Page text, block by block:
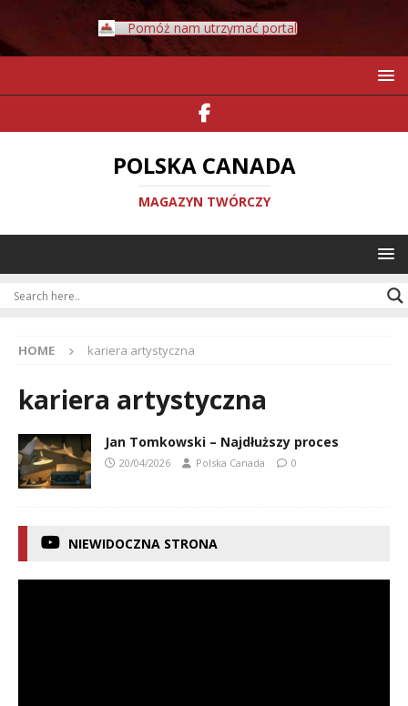
Pomóż nam utrzymać portal
POLSKA CANADA
MAGAZYN TWÓRCZY
HOME kariera artystyczna
kariera artystyczna
Jan Tomkowski – Najdłuższy proces
20/04/2026 Polska Canada 0
NIEWIDOCZNA STRONA